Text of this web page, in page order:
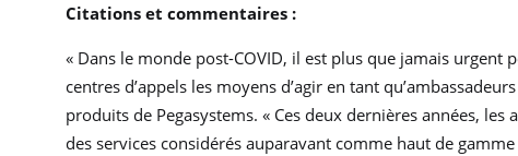
Citations et commentaires :
« Dans le monde post-COVID, il est plus que jamais
centres d’appels les moyens d’agir en tant
produits de Pegasystems. « Ces deux dernières années,
des services considérés auparavant comme haut de